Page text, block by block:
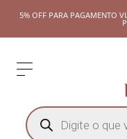
5% OFF PARA PAGAMENTO